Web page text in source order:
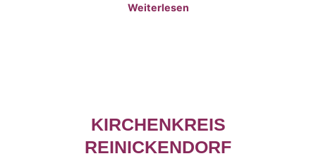
Weiterlesen
KIRCHENKREIS
REINICKENDORF